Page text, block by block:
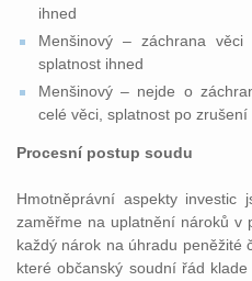
ihned
Menšinový – záchrana
splatnost ihned
Menšinový – nejde o
celé věci, splatnost po
Procesní postup soudu
Hmotněprávní aspekty investic
zaměřme na uplatnění nároků v
každý nárok na úhradu peněžité
které občanský soudní řád